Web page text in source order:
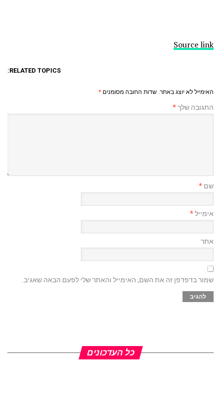
Source link
RELATED TOPICS:
האימייל לא יוצג באתר. שדות החובה מסומנים *
התגובה שלך*
שם *
אימייל*
אתר
שמור בדפדפן זה את השם, האימייל והאתר שלי לפעם הבאה שאגיב.
כל העדכונים